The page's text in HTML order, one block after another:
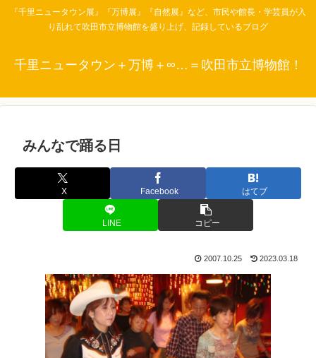
『千里ニュータウン展』『万博展』『自然展』など、市民や館長・学芸員が入
り乱れて吹田市立博物館を盛り上げ、記録しているブログ
千里ニュータウン＋万博＋∞…＝吹田市立博物館！
みんなで踊る日
X Facebook はてブ
LINE コピー
2007.10.25 2023.03.18